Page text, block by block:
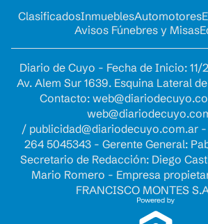
ClasificadosInmueblesAutomotores
Avisos Fúnebres y Misas
Diario de Cuyo - Fecha de Inicio:
Av. Alem Sur 1639. Esquina Lateral
Contacto:
/ publicidad@diariodecuyo.com.ar-
264 5045343 - Gerente General:
Secretario de Redacción: Diego
Mario Romero - Empresa
FRANCISCO MONTES